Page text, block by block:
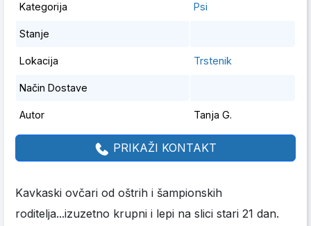
Kategorija Psi
Stanje
Lokacija Trstenik
Način Dostave
Autor Tanja G.
PRIKAŽI KONTAKT
Kavkaski ovčari od oštrih i šampionskih
roditelja...izuzetno krupni i lepi na slici stari 21 dan.